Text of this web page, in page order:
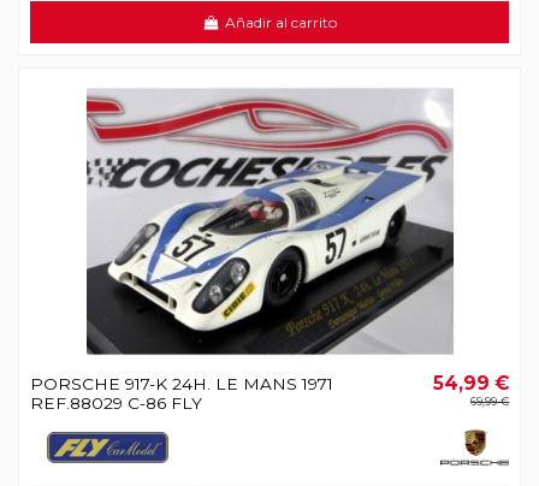
Añadir al carrito
PORSCHE 917-K 24H. LE MANS 1971
REF.88029 C-86 FLY
54,99 €
69,99 €